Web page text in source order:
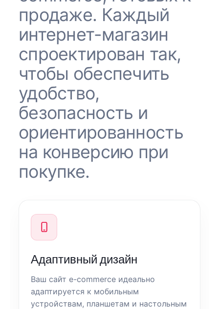
продаже. Каждый
интернет-магазин
спроектирован так,
чтобы обеспечить
удобство,
безопасность и
ориентированность
на конверсию при
покупке.
Адаптивный дизайн
Ваш сайт e-commerce идеально
адаптируется к мобильным
устройствам, планшетам и настольным